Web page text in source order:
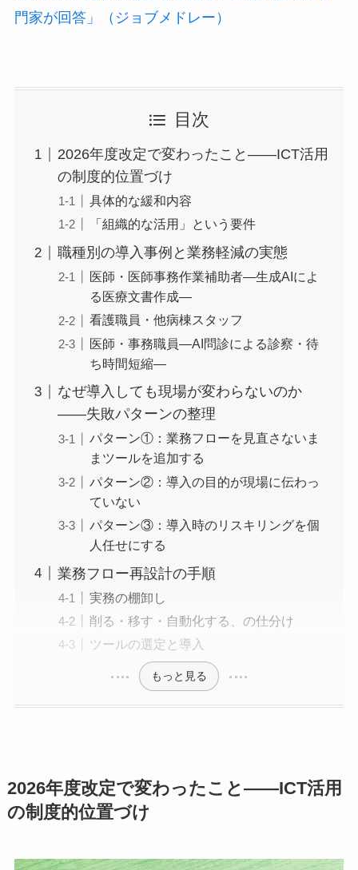
門家が回答」（ジョブメドレー）
目次
2026年度改定で変わったこと——ICT活用
の制度的位置づけ
具体的な緩和内容
「組織的な活用」という要件
職種別の導入事例と業務軽減の実態
医師・医師事務作業補助者―生成AIによ
る医療文書作成―
看護職員・他病棟スタッフ
医師・事務職員―AI問診による診察・待
ち時間短縮―
なぜ導入しても現場が変わらないのか
——失敗パターンの整理
パターン①：業務フローを見直さないま
まツールを追加する
パターン②：導入の目的が現場に伝わっ
ていない
パターン③：導入時のリスキリングを個
人任せにする
業務フロー再設計の手順
実務の棚卸し
削る・移す・自動化する、の仕分け
ツールの選定と導入
もっと見る
2026年度改定で変わったこと——ICT活用
の制度的位置づけ